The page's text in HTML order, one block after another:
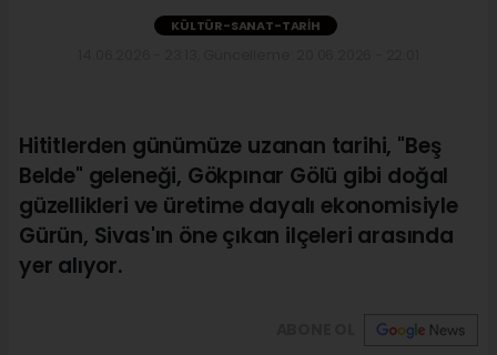
KÜLTÜR-SANAT-TARIH
Hititlerden günümüze uzanan tarihi, "Beş
Belde" geleneği, Gökpınar Gölü gibi doğal
güzellikleri ve üretime dayalı ekonomisiyle
Gürün, Sivas'ın öne çıkan ilçeleri arasında
yer alıyor.